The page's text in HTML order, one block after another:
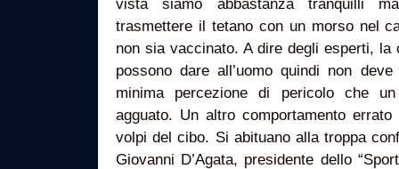
vista siamo abbastanza tranquilli
trasmettere il tetano con un morso nel
non sia vaccinato. A dire degli esperti, la
possono dare all’uomo quindi non
minima percezione di pericolo che
agguato. Un altro comportamento
volpi del cibo. Si abituano alla troppa
Giovanni D’Agata, presidente dello